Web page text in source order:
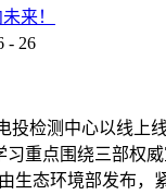
来！
- 26
投检测中心以线上
习重点围绕三部权
生态环境部发布